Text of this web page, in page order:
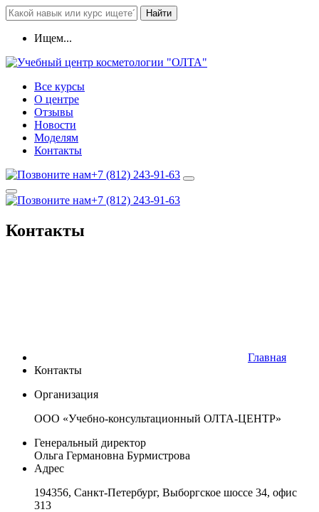
Найти
Ищем...
Все курсы
О центре
Отзывы
Новости
Моделям
Контакты
+7 (812) 243-91-63
+7 (812) 243-91-63
Контакты
Главная
Контакты
Организация
ООО «Учебно-консультационный ОЛТА-ЦЕНТР»
Генеральный директор
Ольга Германовна Бурмистрова
Адрес
194356, Санкт-Петербург, Выборгское шоссе 34, офис
313